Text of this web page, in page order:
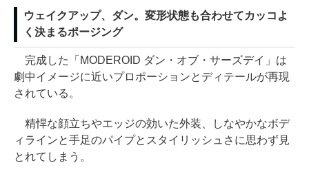
ウェイクアップ、ダン。変形状態も合わせてカッコよ
く決まるポージング
完成した「MODEROID ダン・オブ・サーズデイ」は
劇中イメージに近いプロポーションとディテールが再現
されている。
精悍な顔立ちやエッジの効いた外装、しなやかなボデ
ィラインと手足のパイプとスタイリッシュさに思わず見
とれてしまう。